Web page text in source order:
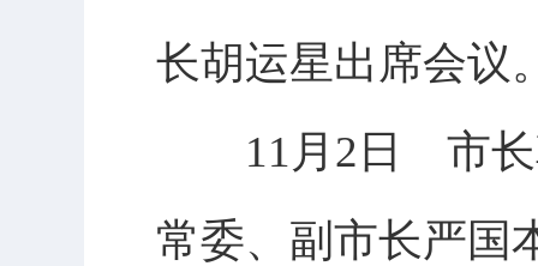
长胡运星出席会议
11月2日 市长韩
常委、副市长严国